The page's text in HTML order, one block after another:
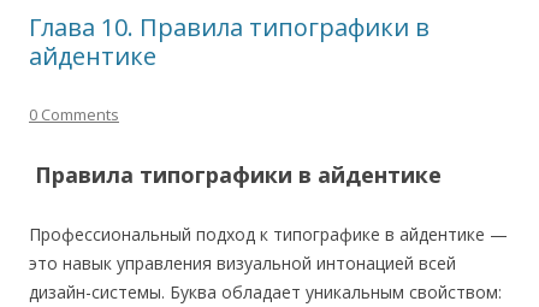
Глава 10. Правила типографики в
айдентике
0 Comments
Правила типографики в айдентике
Профессиональный подход к типографике в айдентике —
это навык управления визуальной интонацией всей
дизайн-системы. Буква обладает уникальным свойством: